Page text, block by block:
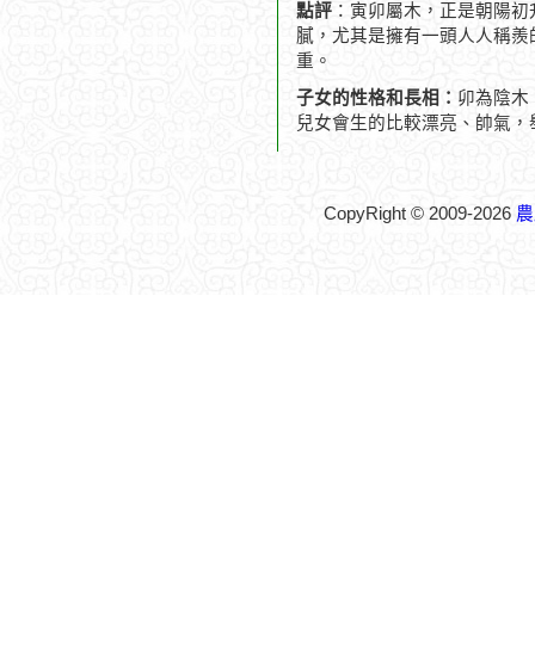
點評 ：寅卯屬木，正是朝陽
膩，尤其是擁有一頭人人稱
重。
子女的性格和長相： 卯為陰木
兒女會生的比較漂亮、帥氣
CopyRight © 2009-2026